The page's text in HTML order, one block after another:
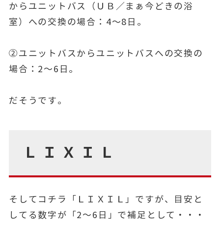
からユニットバス（ＵＢ／まぁ今どきの浴
室）への交換の場合：4～8日。
②ユニットバスからユニットバスへの交換の
場合：2～6日。
だそうです。
ＬＩＸＩＬ
そしてコチラ「ＬＩＸＩＬ」ですが、目安と
してる数字が「2～6日」で補足として・・・